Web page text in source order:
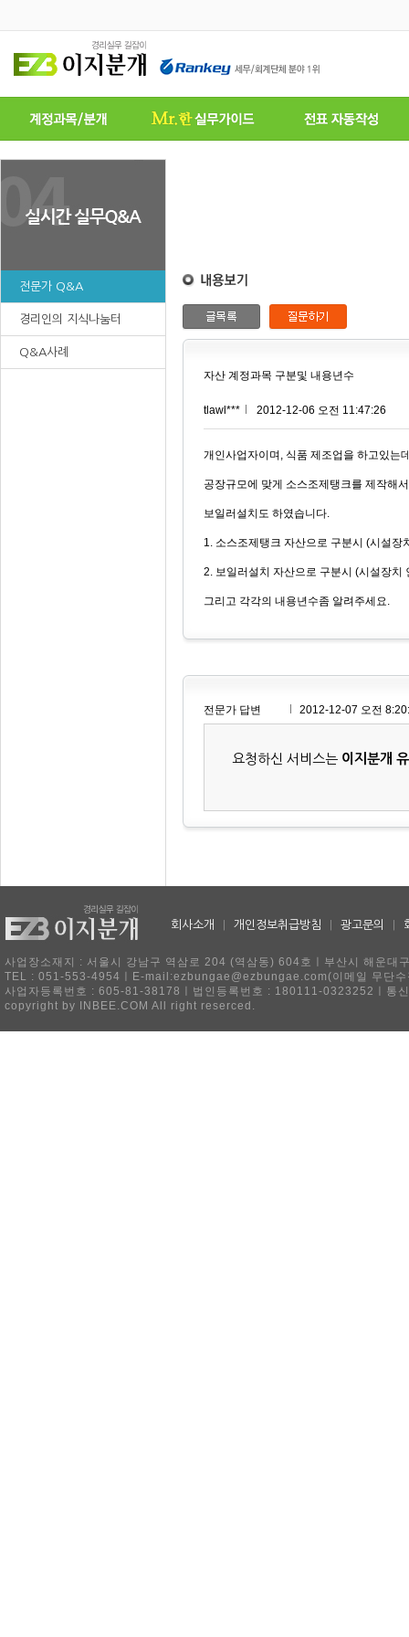
전문가 Q&A
경리인의 지식나눔터
Q&A사례
자산 계정과목 구분및 내용년수
tlawl*** 2012-12-06 오전 11:47:26
개인사업자이며, 식품 제조업을 하고있는
공장규모에 맞게 소스조제탱크를 제작해
보일러설치도 하였습니다.
1. 소스조제탱크 자산으로 구분시 (시설장
2. 보일러설치 자산으로 구분시 (시설장치
그리고 각각의 내용년수좀 알려주세요.
전문가 답변 2012-12-07 오전
요청하신 서비스는 이지분개
회사소개 개인정보취급방침 광고문의
사업장소재지 : 서울시 강남구 역삼로 204 (역삼동) 604호ㅣ부산시 해운
TEL : 051-553-4954ㅣE-mail:ezbungae@ezbungae.com(이메일 무단수
사업자등록번호 : 605-81-38178ㅣ법인등록번호 : 180111-0323252ㅣ통
copyright by INBEE.COM All right reserced.